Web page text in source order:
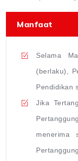
Manfaat
Selama
(berlaku),
Pendidikan
Jika
menerima